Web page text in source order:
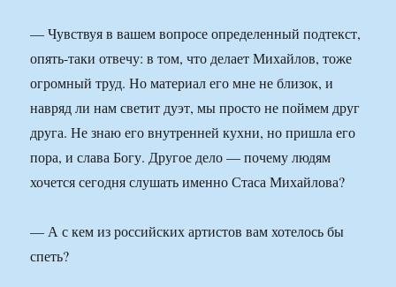
— Чувствуя в вашем вопросе определенный подтекст,
опять-таки отвечу: в том, что делает Михайлов, тоже
огромный труд. Но материал его мне не близок, и
навряд ли нам светит дуэт, мы просто не поймем друг
друга. Не знаю его внутренней кухни, но пришла его
пора, и слава Богу. Другое дело — почему людям
хочется сегодня слушать именно Стаса Михайлова?
— А с кем из российских артистов вам хотелось бы
спеть?